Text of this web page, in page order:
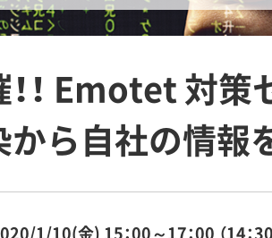
！ Emotet 対
から自社の情報
1/10(金) 15：00～17：00 （14：